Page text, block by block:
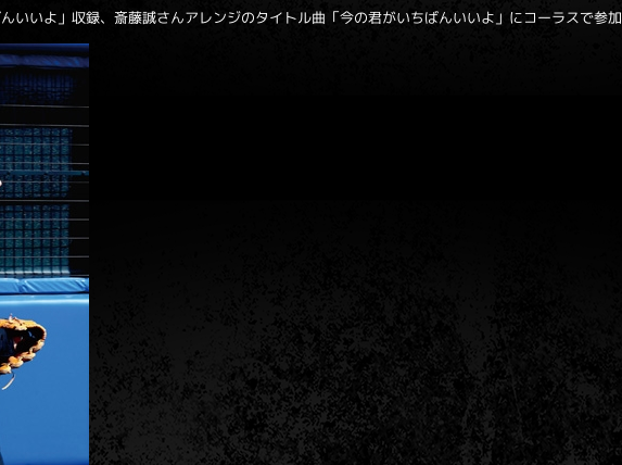
いよ」収録、斎藤誠さんアレンジのタイトル曲「今の君がいちばんいいよ」にコーラスで参